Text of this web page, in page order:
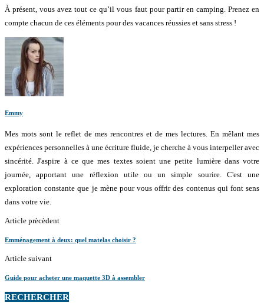
À présent, vous avez tout ce qu’il vous faut pour partir en camping. Prenez en
compte chacun de ces éléments pour des vacances réussies et sans stress !
Emmy
Mes mots sont le reflet de mes rencontres et de mes lectures. En mêlant mes
expériences personnelles à une écriture fluide, je cherche à vous interpeller avec
sincérité. J'aspire à ce que mes textes soient une petite lumière dans votre
journée, apportant une réflexion utile ou un simple sourire. C'est une
exploration constante que je mène pour vous offrir des contenus qui font sens
dans votre vie.
Article prècèdent
Emménagement à deux: quel matelas choisir ?
Article suivant
Guide pour acheter une maquette 3D à assembler
RECHERCHER